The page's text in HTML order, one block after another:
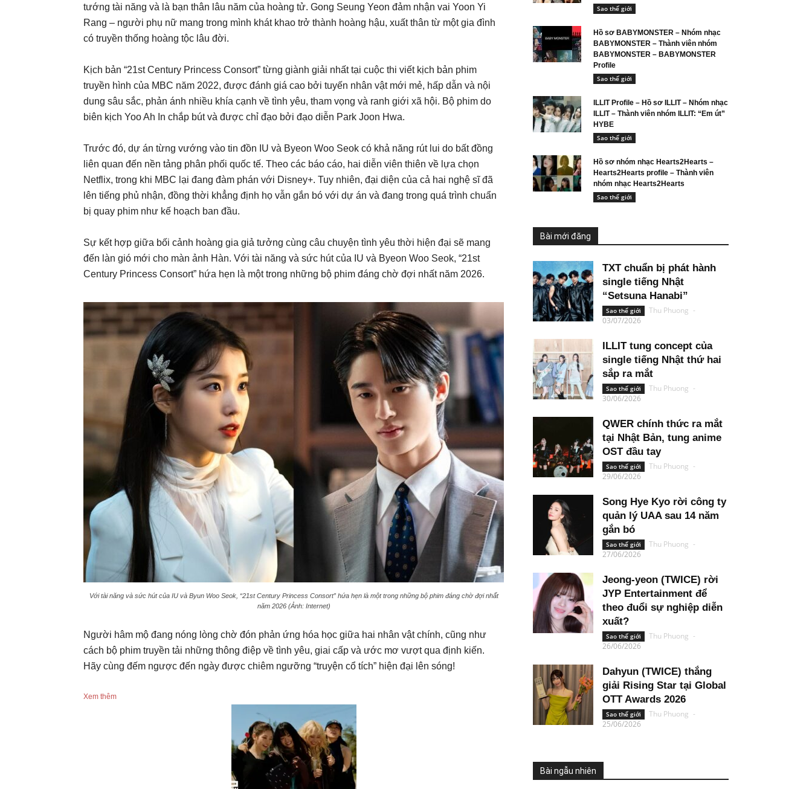
tướng tài năng và là bạn thân lâu năm của hoàng tử. Gong Seung Yeon đảm nhận vai Yoon Yi
Rang – người phụ nữ mang trong mình khát khao trở thành hoàng hậu, xuất thân từ một gia đình
có truyền thống hoàng tộc lâu đời.
Kịch bản “21st Century Princess Consort” từng giành giải nhất tại cuộc thi viết kịch bản phim
truyền hình của MBC năm 2022, được đánh giá cao bởi tuyến nhân vật mới mẻ, hấp dẫn và nội
dung sâu sắc, phản ánh nhiều khía cạnh về tình yêu, tham vọng và ranh giới xã hội. Bộ phim do
biên kịch Yoo Ah In chắp bút và được chỉ đạo bởi đạo diễn Park Joon Hwa.
Trước đó, dự án từng vướng vào tin đồn IU và Byeon Woo Seok có khả năng rút lui do bất đồng
liên quan đến nền tảng phân phối quốc tế. Theo các báo cáo, hai diễn viên thiên về lựa chọn
Netflix, trong khi MBC lại đang đàm phán với Disney+. Tuy nhiên, đại diện của cả hai nghệ sĩ đã
lên tiếng phủ nhận, đồng thời khẳng định họ vẫn gắn bó với dự án và đang trong quá trình chuẩn
bị quay phim như kế hoạch ban đầu.
Sự kết hợp giữa bối cảnh hoàng gia giả tưởng cùng câu chuyện tình yêu thời hiện đại sẽ mang
đến làn gió mới cho màn ảnh Hàn. Với tài năng và sức hút của IU và Byeon Woo Seok, “21st
Century Princess Consort” hứa hẹn là một trong những bộ phim đáng chờ đợi nhất năm 2026.
Với tài năng và sức hút của IU và Byun Woo Seok, “21st Century Princess Consort” hứa hẹn là một trong những bộ phim đáng chờ đợi nhất
năm 2026 (Ảnh: Internet)
Người hâm mộ đang nóng lòng chờ đón phản ứng hóa học giữa hai nhân vật chính, cũng như
cách bộ phim truyền tải những thông điệp về tình yêu, giai cấp và ước mơ vượt qua định kiến.
Hãy cùng đếm ngược đến ngày được chiêm ngưỡng “truyện cổ tích” hiện đại lên sóng!
Xem thêm
Sao thế giới
Hồ sơ BABYMONSTER – Nhóm nhạc
BABYMONSTER – Thành viên nhóm
BABYMONSTER – BABYMONSTER
Profile
Sao thế giới
ILLIT Profile – Hồ sơ ILLIT – Nhóm nhạc
ILLIT – Thành viên nhóm ILLIT: “Em út”
HYBE
Sao thế giới
Hồ sơ nhóm nhạc Hearts2Hearts –
Hearts2Hearts profile – Thành viên
nhóm nhạc Hearts2Hearts
Sao thế giới
Bài mới đăng
TXT chuẩn bị phát hành
single tiếng Nhật
“Setsuna Hanabi”
Sao thế giới Thu Phuong -
03/07/2026
ILLIT tung concept của
single tiếng Nhật thứ hai
sắp ra mắt
Sao thế giới Thu Phuong -
30/06/2026
QWER chính thức ra mắt
tại Nhật Bản, tung anime
OST đầu tay
Sao thế giới Thu Phuong -
29/06/2026
Song Hye Kyo rời công ty
quản lý UAA sau 14 năm
gắn bó
Sao thế giới Thu Phuong -
27/06/2026
Jeong-yeon (TWICE) rời
JYP Entertainment để
theo đuổi sự nghiệp diễn
xuất?
Sao thế giới Thu Phuong -
26/06/2026
Dahyun (TWICE) thắng
giải Rising Star tại Global
OTT Awards 2026
Sao thế giới Thu Phuong -
25/06/2026
Bài ngẫu nhiên